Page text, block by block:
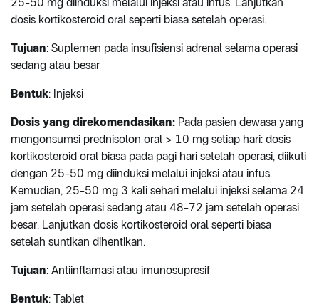
dosis kortikosteroid oral seperti biasa setelah operasi.
Tujuan: Suplemen pada insufisiensi adrenal selama operasi
sedang atau besar
Bentuk: Injeksi
Dosis yang direkomendasikan: Pada pasien dewasa yang
mengonsumsi prednisolon oral > 10 mg setiap hari: dosis
kortikosteroid oral biasa pada pagi hari setelah operasi, diikuti
dengan 25-50 mg diinduksi melalui injeksi atau infus.
Kemudian, 25-50 mg 3 kali sehari melalui injeksi selama 24
jam setelah operasi sedang atau 48-72 jam setelah operasi
besar. Lanjutkan dosis kortikosteroid oral seperti biasa
setelah suntikan dihentikan.
Tujuan: Antiinflamasi atau imunosupresif
Bentuk: Tablet